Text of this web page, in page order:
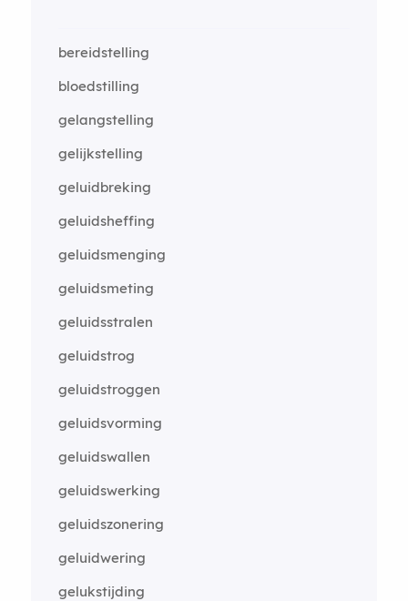
bereidstelling
bloedstilling
gelangstelling
gelijkstelling
geluidbreking
geluidsheffing
geluidsmenging
geluidsmeting
geluidsstralen
geluidstrog
geluidstroggen
geluidsvorming
geluidswallen
geluidswerking
geluidszonering
geluidwering
gelukstijding